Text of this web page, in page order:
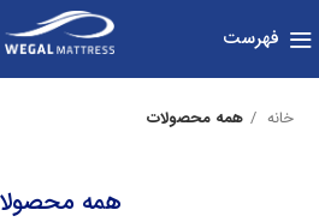
فهرست
خانه همه محصولات
همه